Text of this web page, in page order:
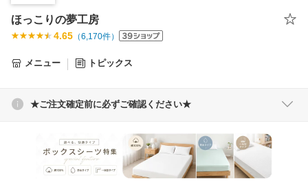
ほっこりの夢工房
4.65 （6,170件）
メニュー トピックス
★ご注文確定前に必ずご確認ください★